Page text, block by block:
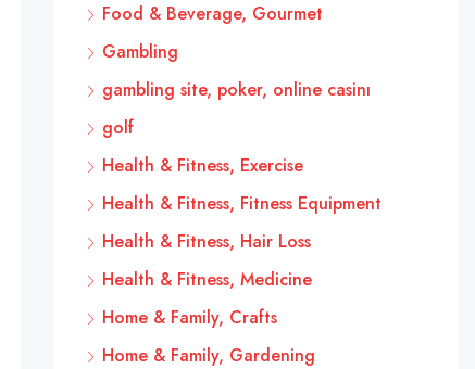
Food & Beverage, Gourmet
Gambling
gambling site, poker, online casinı
golf
Health & Fitness, Exercise
Health & Fitness, Fitness Equipment
Health & Fitness, Hair Loss
Health & Fitness, Medicine
Home & Family, Crafts
Home & Family, Gardening